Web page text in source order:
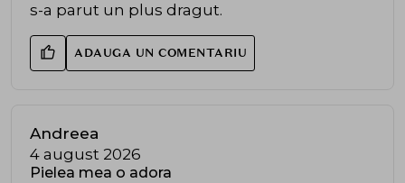
s-a parut un plus dragut.
ADAUGA UN COMENTARIU
Andreea
4 august 2026
Pielea mea o adora